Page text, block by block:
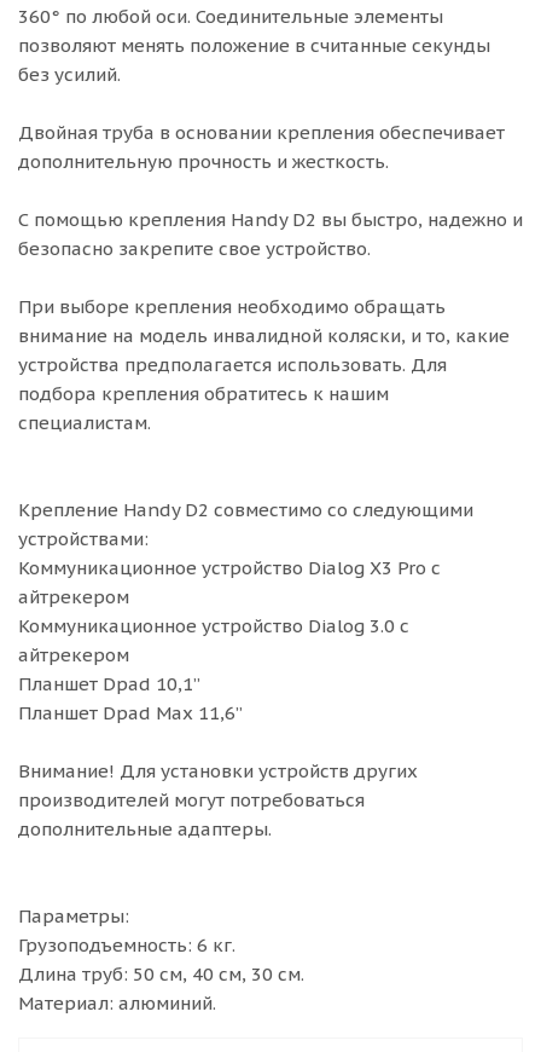
360° по любой оси. Соединительные элементы
позволяют менять положение в считанные секунды
без усилий.
Двойная труба в основании крепления обеспечивает
дополнительную прочность и жесткость.
С помощью крепления Handy D2 вы быстро, надежно и
безопасно закрепите свое устройство.
При выборе крепления необходимо обращать
внимание на модель инвалидной коляски, и то, какие
устройства предполагается использовать. Для
подбора крепления обратитесь к нашим
специалистам.
Крепление Handy D2 совместимо со следующими
устройствами:
Коммуникационное устройство Dialog X3 Pro с
айтрекером
Коммуникационное устройство Dialog 3.0 с
айтрекером
Планшет Dpad 10,1’’
Планшет Dpad Max 11,6’’
Внимание! Для установки устройств других
производителей могут потребоваться
дополнительные адаптеры.
Параметры:
Грузоподъемность: 6 кг.
Длина труб: 50 см, 40 см, 30 см.
Материал: алюминий.